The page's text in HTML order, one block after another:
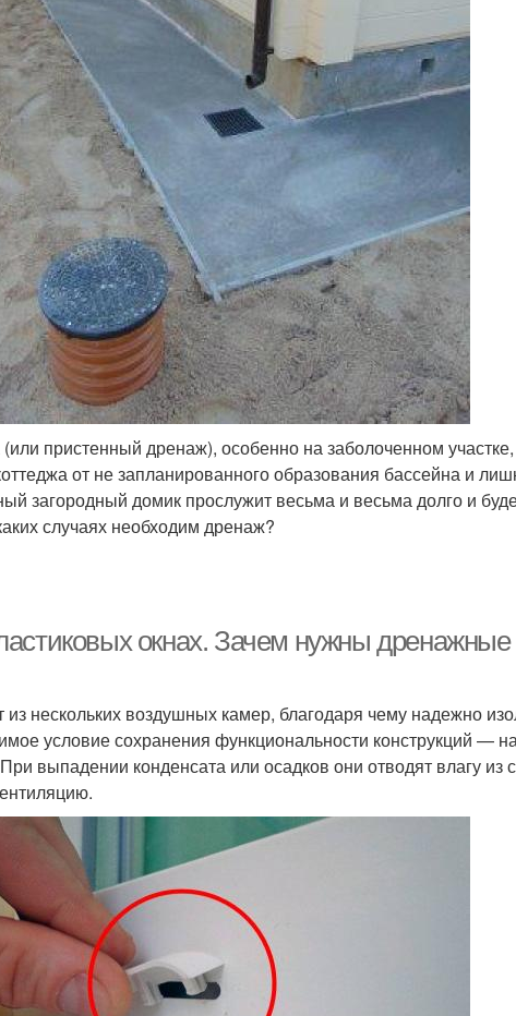
пристенный дренаж), особенно на заболоченном участке,
от не запланированного образования бассейна и
загородный домик прослужит весьма и весьма долго и
случаях необходим дренаж?
окнах. Зачем нужны дренажные
нескольких воздушных камер, благодаря чему надежно
условие сохранения функциональности конструкций —
выпадении конденсата или осадков они отводят влагу из